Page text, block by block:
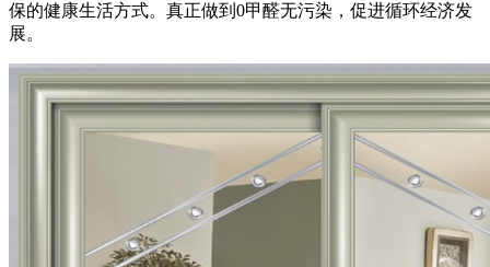
保的健康生活方式。真正做到0甲醛无污染，促进循环经济发
展。